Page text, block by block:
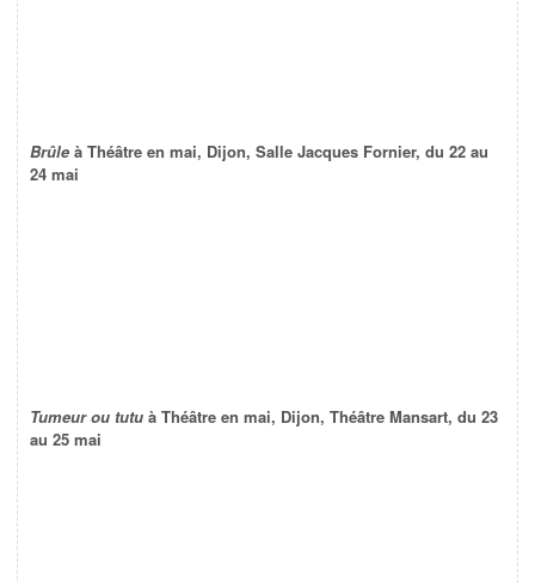
Brûle à Théâtre en mai, Dijon, Salle Jacques Fornier, du 22 au
24 mai
Tumeur ou tutu à Théâtre en mai, Dijon, Théâtre Mansart, du 23
au 25 mai